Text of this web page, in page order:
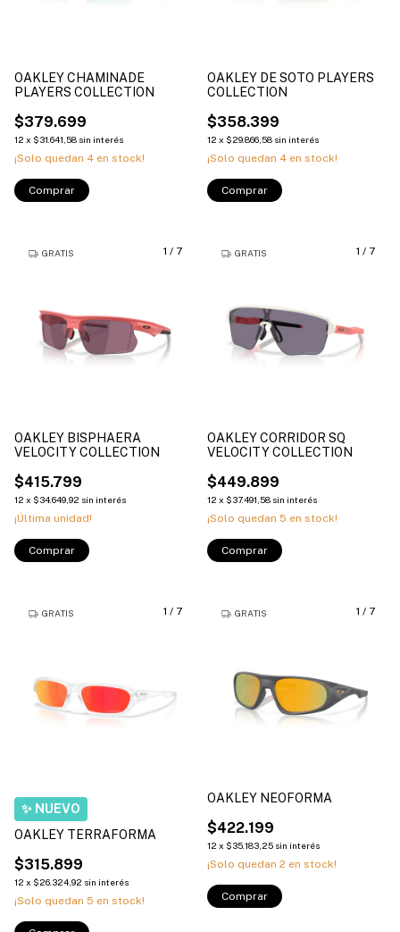
OAKLEY CHAMINADE
PLAYERS COLLECTION
$379.699
12 x $31.641,58 sin interés
¡Solo quedan 4 en stock!
Comprar
OAKLEY DE SOTO PLAYERS
COLLECTION
$358.399
12 x $29.866,58 sin interés
¡Solo quedan 4 en stock!
Comprar
1 / 7
GRATIS
OAKLEY BISPHAERA
VELOCITY COLLECTION
$415.799
12 x $34.649,92 sin interés
¡Última unidad!
Comprar
1 / 7
GRATIS
OAKLEY CORRIDOR SQ
VELOCITY COLLECTION
$449.899
12 x $37.491,58 sin interés
¡Solo quedan 5 en stock!
Comprar
1 / 7
GRATIS
OAKLEY TERRAFORMA
$315.899
12 x $26.324,92 sin interés
¡Solo quedan 5 en stock!
1 / 7
GRATIS
OAKLEY NEOFORMA
$422.199
12 x $35.183,25 sin interés
¡Solo quedan 2 en stock!
Comprar